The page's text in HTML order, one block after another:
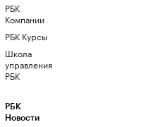
РБК
Компании
РБК Курсы
Школа
управления
РБК
РБК
Новости